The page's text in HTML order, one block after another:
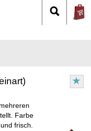
Farbe
frisch.